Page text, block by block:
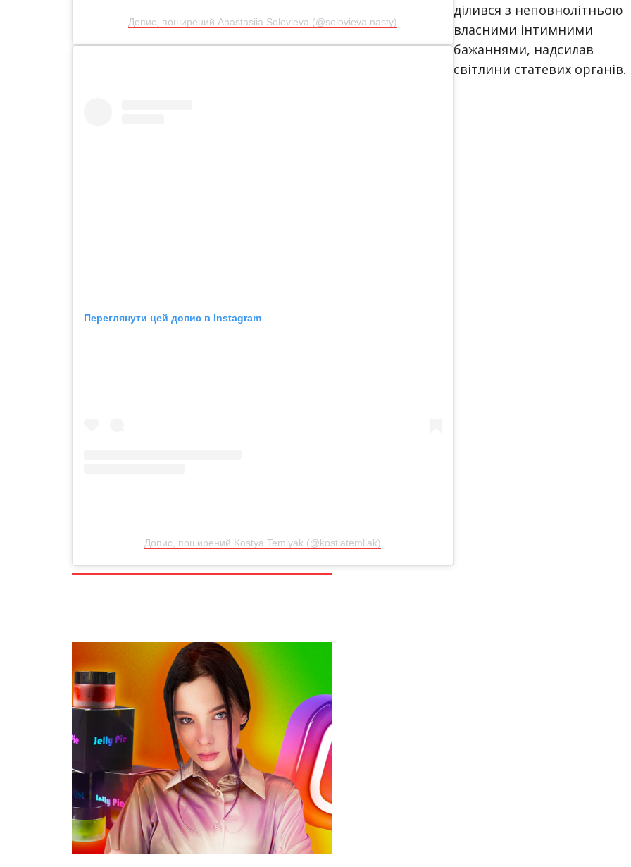
Допис, поширений Anastasiia Solovieva (@solovieva.nasty)
Переглянути цей допис в Instagram
Допис, поширений Kostya Temlyak (@kostiatemliak)
ділився з неповнолітньою
власними інтимними
бажаннями, надсилав
світлини статевих органів.